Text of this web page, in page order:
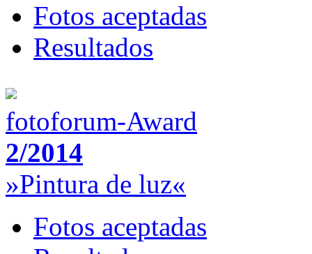
Fotos aceptadas
Resultados
fotoforum-Award
2/2014
»Pintura de luz«
Fotos aceptadas